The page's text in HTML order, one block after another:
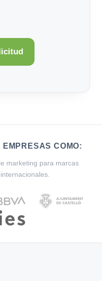
COMO:
marketing para marcas